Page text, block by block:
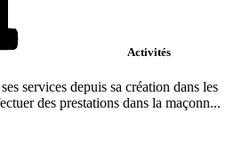
Activités
services depuis sa création dans les
des prestations dans la maçonn...